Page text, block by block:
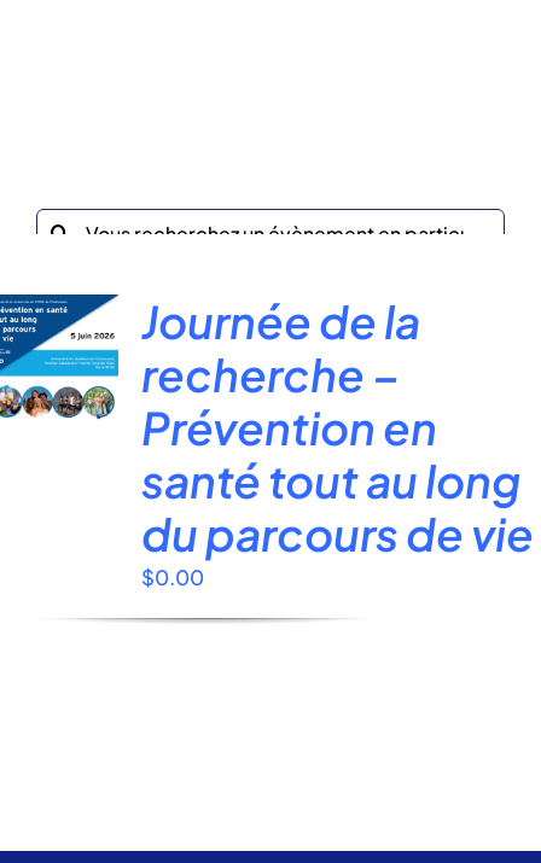
Recherche
le
site
:
Journée de la
recherche –
Prévention en
santé tout au long
du parcours de vie
$0.00